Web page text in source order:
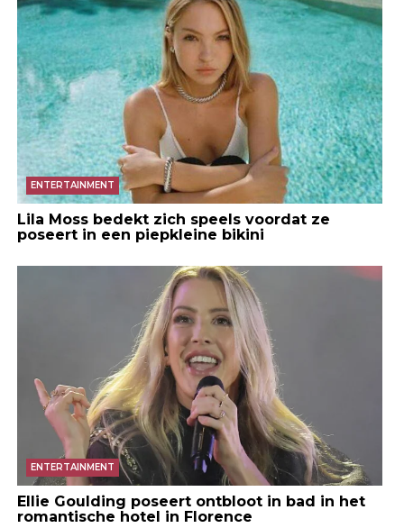
ENTERTAINMENT
Lila Moss bedekt zich speels voordat ze
poseert in een piepkleine bikini
ENTERTAINMENT
Ellie Goulding poseert ontbloot in bad in het
romantische hotel in Florence